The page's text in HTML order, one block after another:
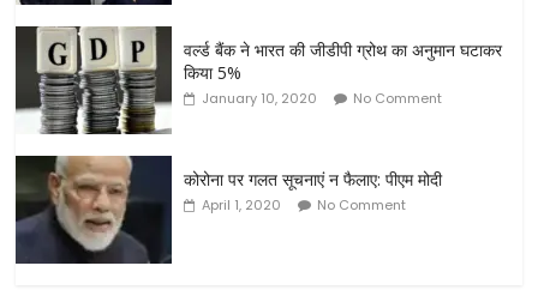
वर्ल्ड बैंक ने भारत की जीडीपी ग्रोथ का अनुमान घटाकर
किया 5%
January 10, 2020 No Comment
कोरोना पर गलत सूचनाएं न फैलाए: पीएम मोदी
April 1, 2020 No Comment